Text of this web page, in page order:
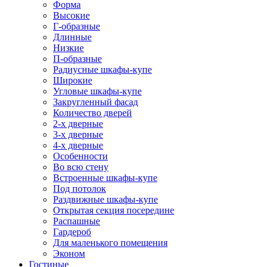
Форма
Высокие
Г-образные
Длинные
Низкие
П-образные
Радиусные шкафы-купе
Широкие
Угловые шкафы-купе
Закругленный фасад
Количество дверей
2-х дверные
3-х дверные
4-х дверные
Особенности
Во всю стену
Встроенные шкафы-купе
Под потолок
Раздвижные шкафы-купе
Открытая секция посередине
Распашные
Гардероб
Для маленького помещения
Эконом
Гостиные